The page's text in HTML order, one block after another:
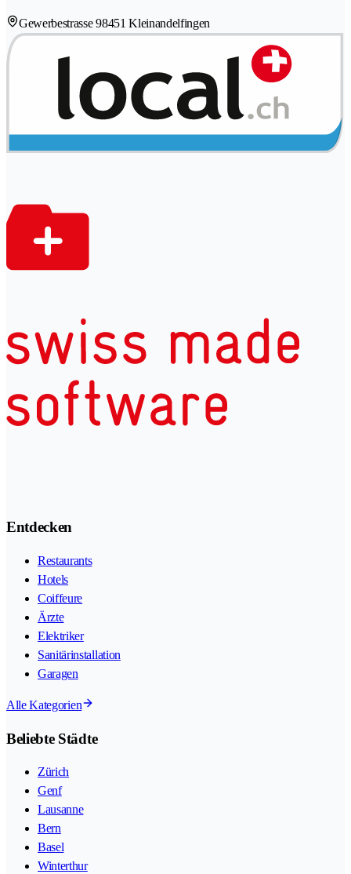
Gewerbestrasse 98451 Kleinandelfingen
Entdecken
Restaurants
Hotels
Coiffeure
Ärzte
Elektriker
Sanitärinstallation
Garagen
Alle Kategorien
Beliebte Städte
Zürich
Genf
Lausanne
Bern
Basel
Winterthur